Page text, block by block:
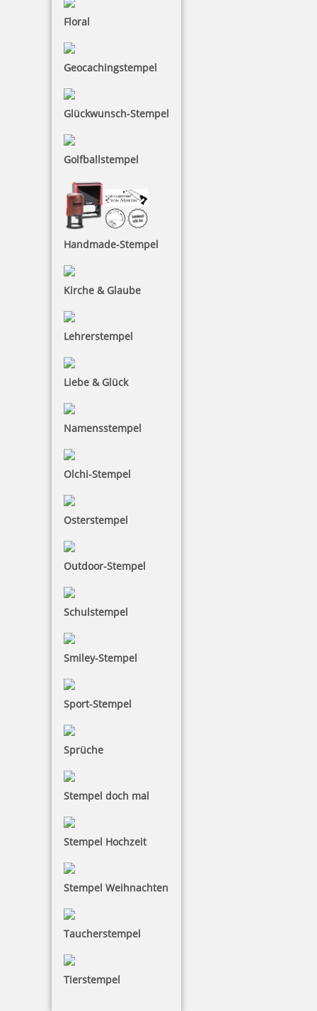
Floral
Geocachingstempel
Glückwunsch-Stempel
Golfballstempel
Handmade-Stempel
Kirche & Glaube
Lehrerstempel
Liebe & Glück
Namensstempel
Olchi-Stempel
Osterstempel
Outdoor-Stempel
Schulstempel
Smiley-Stempel
Sport-Stempel
Sprüche
Stempel doch mal
Stempel Hochzeit
Stempel Weihnachten
Taucherstempel
Tierstempel
Ausmalstempel Osterei 1 65 x 85 mm
Ausmalstempel Osterei 2 65 x 85 mm
Ausmalstempel Osterei 3 65 x 85 mm
Ausmalstempel Osterei 4 65 x 85 mm